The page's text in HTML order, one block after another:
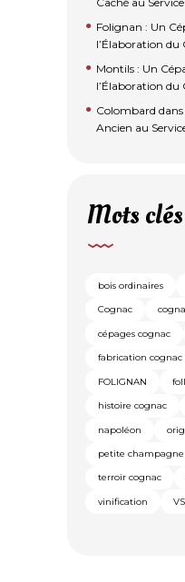
Folignan : Un
l’Élaboration du
Montils : Un
l’Élaboration du
Colombard
Ancien au
Mots clés
bois ordinaires
Cognac
cépages cognac
fabrication cognac
FOLIGNAN
histoire cognac
napoléon
petite champagne
terroir cognac
vinification VS